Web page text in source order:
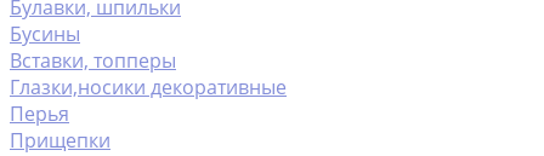
Булавки, шпильки
Бусины
Вставки, топперы
Глазки,носики декоративные
Перья
Прищепки